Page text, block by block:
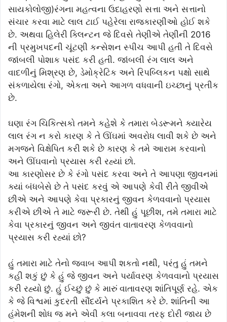
સાયકોલોજી)રંગના મહત્વના ઉદાહરણો સત્તા અને સત્તાનો
સંચાર કરવા માટે લાલ ટાઈ પહેરેલા રાજકારણીઓ હોઈ શકે
છે. અથવા હિલેરી ક્લિન્ટન જે દિવસે તેણીએ તેણીની 2016
ની પ્રમુખપદની ચૂંટણી કન્સેશન સ્પીચ આપી હતી તે દિવસે
જાંબલી પોશાક પસંદ કરી હતી. જાંબલી રંગ લાલ અને
વાદળીનું મિશ્રણ છે, ડેમોક્રેટિક અને રિપબ્લિકન પક્ષો સાથે
સંકળાયેલા રંગો, એકતા અને આગળ વધવાની ઇચ્છાનું પ્રતીક
છે.
ઘણા રંગ ચિકિત્સકો તમને કહેશે કે તમારા બેડરૂમને ક્યારેય
લાલ રંગ ન કરો કારણ કે તે ઊંઘમાં અવરોધ લાવી શકે છે અને
મગજને વિક્ષેપિત કરી શકે છે કારણ કે તમે આરામ કરવાનો
અને ઊંઘવાનો પ્રયાસ કરી રહ્યાં છો.
આ કારણોસર છે કે રંગો પસંદ કરવા અને તે આપણા જીવનમાં
ક્યાં બંધબેસે છે તે પસંદ કરવું એ આપણે કેવી રીતે જીવીએ
છીએ અને આપણે કેવા પ્રકારનું જીવન કેળવવાનો પ્રયાસ
કરીએ છીએ તે માટે જરૂરી છે. તેથી હું પૂછીશ, તમે તમારા માટે
કેવા પ્રકારનું જીવન અને જીવંત વાતાવરણ કેળવવાનો
પ્રયાસ કરી રહ્યાં છો?
હું તમારા માટે તેનો જવાબ આપી શકતો નથી, પરંતુ હું તમને
કહી શકું છું કે હું જે જીવન અને પર્યાવરણ કેળવવાનો પ્રયાસ
કરી રહ્યો છું. હું ઈચ્છું છું કે મારું વાતાવરણ શાંતિપૂર્ણ રહે. એક
કે જે વિશ્વમાં કુદરતી સૌંદર્યને પ્રકાશિત કરે છે. શાંતિની આ
હંમેશની શોધ જ મને એવી કલા બનાવવા તરફ દોરી જાય છે